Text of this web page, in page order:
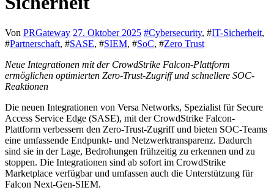
Von PRGateway 27. Oktober 2025 #Cybersecurity, #IT-Sicherheit,
#Partnerschaft, #SASE, #SIEM, #SoC, #Zero Trust
Neue Integrationen mit der CrowdStrike Falcon-Plattform
ermöglichen optimierten Zero-Trust-Zugriff und schnellere SOC-
Reaktionen
Die neuen Integrationen von Versa Networks, Spezialist für Secure
Access Service Edge (SASE), mit der CrowdStrike Falcon-
Plattform verbessern den Zero-Trust-Zugriff und bieten SOC-Teams
eine umfassende Endpunkt- und Netzwerktransparenz. Dadurch
sind sie in der Lage, Bedrohungen frühzeitig zu erkennen und zu
stoppen. Die Integrationen sind ab sofort im CrowdStrike
Marketplace verfügbar und umfassen auch die Unterstützung für
Falcon Next-Gen-SIEM.